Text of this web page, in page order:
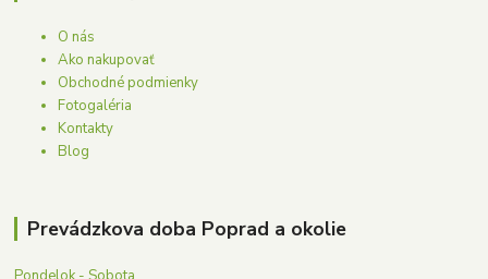
O nás
Ako nakupovať
Obchodné podmienky
Fotogaléria
Kontakty
Blog
Prevádzkova doba Poprad a okolie